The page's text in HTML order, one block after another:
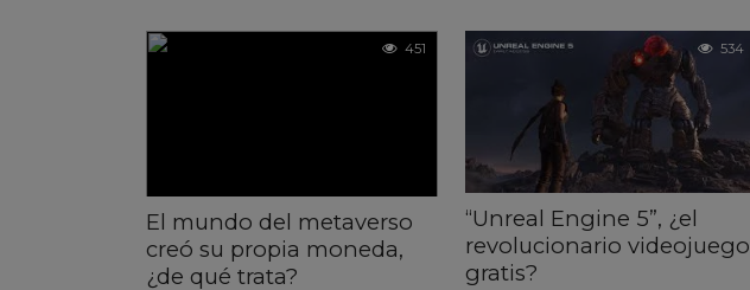
451
El mundo del metaverso
creó su propia moneda,
¿de qué trata?
534
“Unreal Engine 5”, ¿el
revolucionario videojuego
gratis?